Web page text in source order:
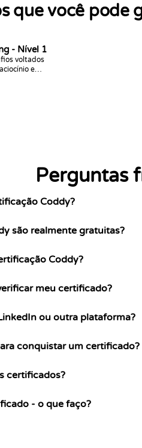
que você pode
- Nível 1
voltados
e
Perguntas
Coddy?
são realmente gratuitas?
Coddy?
meu certificado?
ou outra plataforma?
conquistar um certificado?
certificados?
- o que faço?